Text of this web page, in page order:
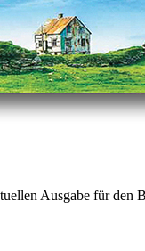
Ausgabe für den